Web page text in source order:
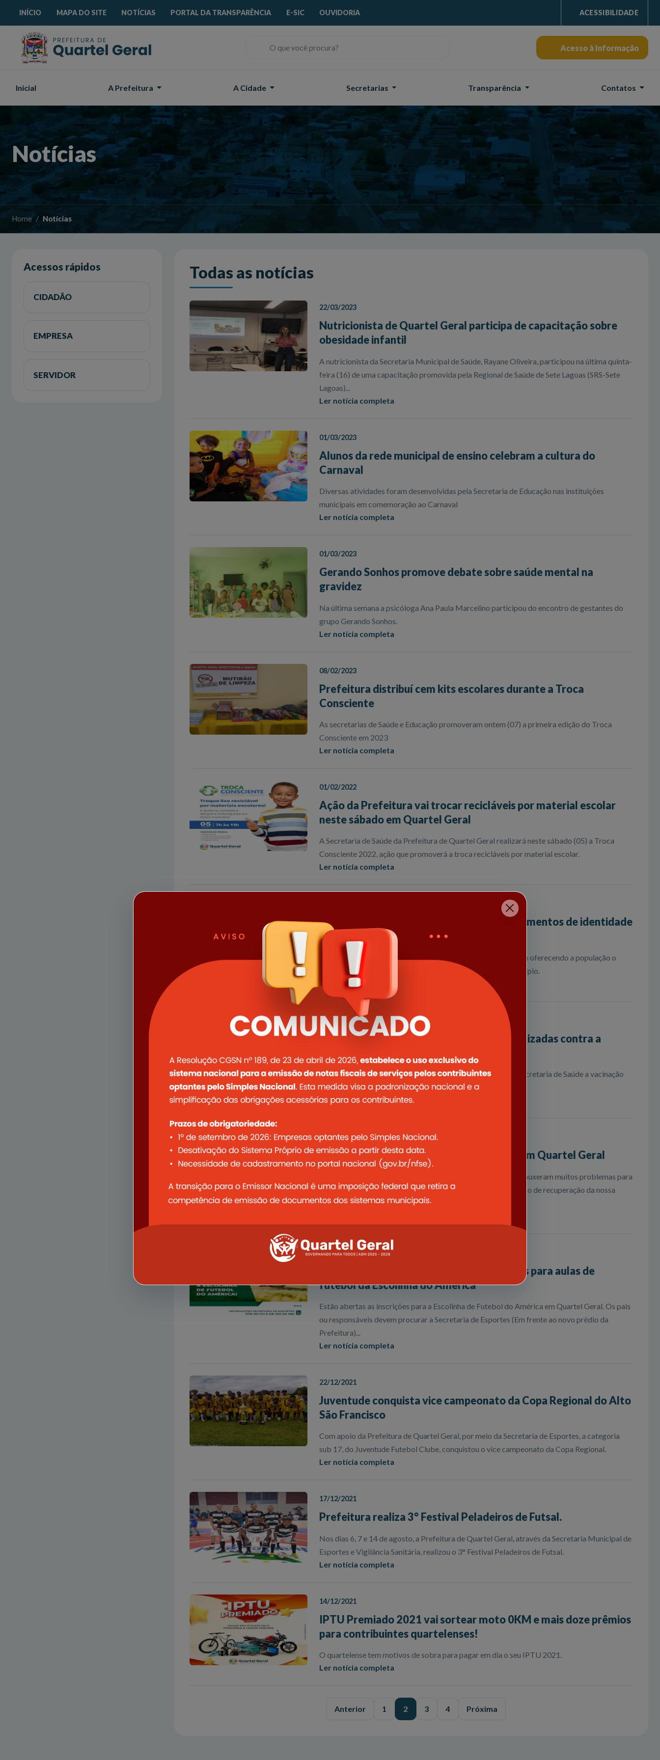
INÍCIO MAPA DO SITE NOTÍCIAS PORTAL DA TRANSPARÊNCIA E-SIC OUVIDORIA ACESSIBILIDADE
Acesso à Informação
Inicial A Prefeitura A Cidade Secretarias Transparência Contatos
Notícias
Home Notícias
Acessos rápidos
CIDADÃO
EMPRESA
SERVIDOR
Todas as notícias
22/03/2023
Nutricionista de Quartel Geral participa de capacitação sobre
obesidade infantil
A nutricionista da Secretaria Municipal de Saúde, Rayane Oliveira, participou na última quinta-
feira (16) de uma capacitação promovida pela Regional de Saúde de Sete Lagoas (SRS-Sete
Lagoas)...
Ler notícia completa
01/03/2023
Alunos da rede municipal de ensino celebram a cultura do
Carnaval
Diversas atividades foram desenvolvidas pela Secretaria de Educação nas instituições
municipais em comemoração ao Carnaval
Ler notícia completa
01/03/2023
Gerando Sonhos promove debate sobre saúde mental na
gravidez
Na última semana a psicóloga Ana Paula Marcelino participou do encontro de gestantes do
grupo Gerando Sonhos.
Ler notícia completa
08/02/2023
Prefeitura distribuí cem kits escolares durante a Troca
Consciente
As secretarias de Saúde e Educação promoveram ontem (07) a primeira edição do Troca
Consciente em 2023
Ler notícia completa
01/02/2022
Ação da Prefeitura vai trocar recicláveis por material escolar
neste sábado em Quartel Geral
A Secretaria de Saúde da Prefeitura de Quartel Geral realizará neste sábado (05) a Troca
Consciente 2022, ação que promoverá a troca recicláveis por material escolar.
Ler notícia completa
Mais de 150 quartelenses já emitiram documentos de identidade
através de iniciativa da Prefeitura
Desde junho do ano passado a Prefeitura de Quartel Geral vem oferecendo a população o
serviço de emissão da carteira de identidade no próprio município.
Ler notícia completa
28/01/2022
Crianças quartelenses começam a ser imunizadas contra a
A Prefeitura de Quartel Geral iniciou ontem (27) através da Secretaria de Saúde a vacinação
das crianças da cidade.
Ler notícia completa
17/01/2022
Parece os anos 90, mas foi ontem a tarde em Quartel Geral
As chuvas fortes que caíram em Minas nas últimas semanas trouxeram muitos problemas para
várias cidades mas também foram importantes para o processo de recuperação da nossa
Lagoa
10/01/2022
Prefeitura de Quartel Geral abre inscrições para aulas de
futebol da Escolinha do América
Estão abertas as inscrições para a Escolinha de Futebol do América em Quartel Geral. Os pais
ou responsáveis devem procurar a Secretaria de Esportes (Em frente ao novo prédio da
Prefeitura)...
Ler notícia completa
22/12/2021
Juventude conquista vice campeonato da Copa Regional do Alto
São Francisco
Com apoio da Prefeitura de Quartel Geral, por meio da Secretaria de Esportes, a categoria
sub 17, do Juventude Futebol Clube, conquistou o vice campeonato da Copa Regional.
Ler notícia completa
17/12/2021
Prefeitura realiza 3° Festival Peladeiros de Futsal.
Nos dias 6, 7 e 14 de agosto, a Prefeitura de Quartel Geral, através da Secretaria Municipal de
Esportes e Vigilância Sanitária, realizou o 3° Festival Peladeiros de Futsal.
Ler notícia completa
14/12/2021
IPTU Premiado 2021 vai sortear moto 0KM e mais doze prêmios
para contribuintes quartelenses!
O quartelense tem motivos de sobra para pagar em dia o seu IPTU 2021.
Ler notícia completa
Anterior 1 2 3 4 Próxima